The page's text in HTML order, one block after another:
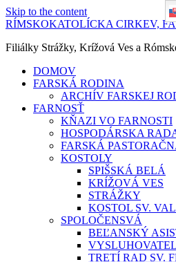
Skip to the content
RÍMSKOKATOLÍCKA CIRKEV,
Filiálky Strážky, Krížová Ves a
DOMOV
FARSKÁ RODINA
ARCHÍV FARSKEJ
FARNOSŤ
KŇAZI VO FARNOSTI
HOSPODÁRSKA
FARSKÁ
KOSTOLY
SPIŠSKÁ BELÁ
KRÍŽOVÁ VES
STRÁŽKY
KOSTOL SV.
SPOLOČENSVÁ
BEĽANSKÝ
TRETÍ RAD SV.